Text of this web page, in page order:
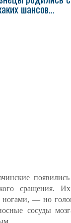
шансов…
сращения.
— но
сосуды